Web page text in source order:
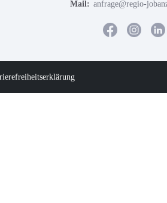
Mail: anfrage@regio-